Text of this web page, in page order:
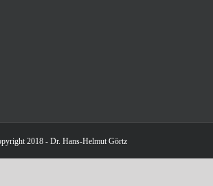
2018 - Dr. Hans-Helmut Görtz